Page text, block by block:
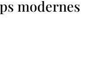
modernes